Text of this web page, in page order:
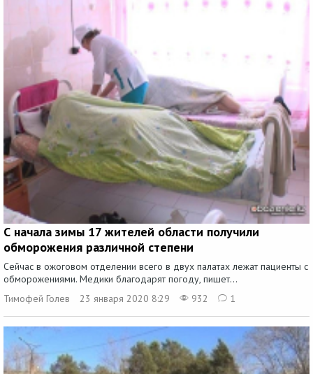
С начала зимы 17 жителей области получили
обморожения различной степени
Сейчас в ожоговом отделении всего в двух палатах лежат пациенты с
обморожениями. Медики благодарят погоду, пишет...
Тимофей Голев
23 января 2020 8:29 932 1